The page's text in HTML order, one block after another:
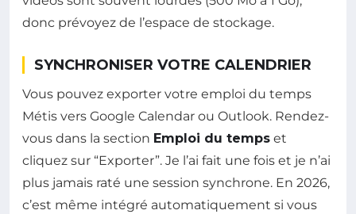
donc prévoyez de l’espace de stockage.
SYNCHRONISER VOTRE CALENDRIER
Vous pouvez exporter votre emploi du temps
Métis vers Google Calendar ou Outlook. Rendez-
vous dans la section Emploi du temps et
cliquez sur “Exporter”. Je l’ai fait une fois et je n’ai
plus jamais raté une session synchrone. En 2026,
c’est même intégré automatiquement si vous